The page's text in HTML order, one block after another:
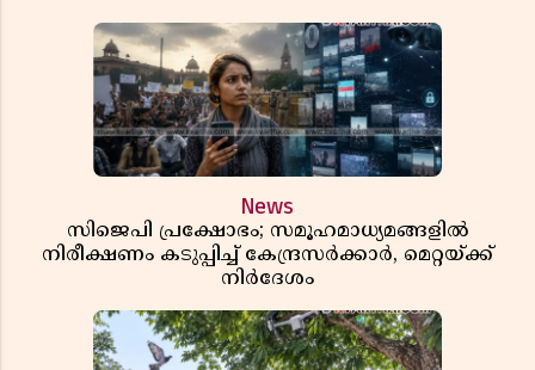
News
സിജെപി പ്രക്ഷോഭം; സമൂഹമാധ്യമങ്ങളിൽ
നിരീക്ഷണം കടുപ്പിച്ച് കേന്ദ്രസർക്കാർ, മെറ്റയ്ക്ക്
നിർദേശം